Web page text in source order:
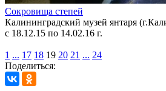
Сокровища степей
Калининградский музей янтаря
с 18.12.15 по 14.02.16 г.
1 ... 17 18 19 20 21 ... 24
Поделиться: